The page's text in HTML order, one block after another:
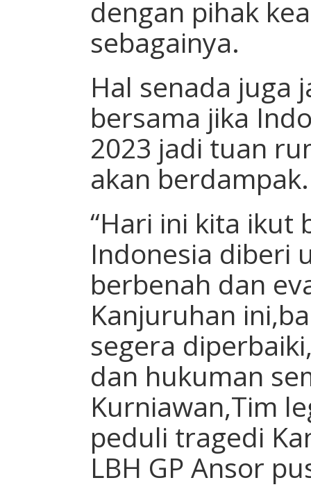
dengan pihak
sebagainya.
Hal senada juga
bersama jika
2023 jadi tuan
akan berdampak.
“Hari ini kita ikut
Indonesia diberi
berbenah dan
Kanjuruhan
segera
dan hukuman
Kurniawan,Tim
peduli tragedi
LBH GP Ansor